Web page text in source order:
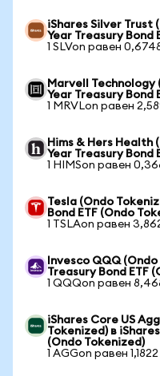
iShares Silver Trust
Year Treasury Bond
1 SLVon равен
Marvell Technology
Year Treasury Bond
1 MRVLon равен
Hims & Hers Health
Year Treasury Bond
1 HIMSon равен
Tesla (Ondo
Bond ETF (Ondo
1 TSLAon равен
Invesco QQQ
Treasury Bond ETF
1 QQQon равен
iShares Core US
Tokenized) в
(Ondo Tokenized)
1 AGGon равен